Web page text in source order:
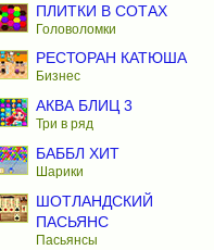
ПЛИТКИ В СОТАХ
Головоломки
РЕСТОРАН КАТЮША
Бизнес
АКВА БЛИЦ 3
Три в ряд
БАББЛ ХИТ
Шарики
ШОТЛАНДСКИЙ
ПАСЬЯНС
Пасьянсы